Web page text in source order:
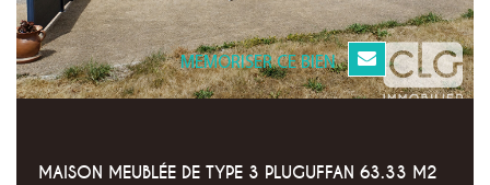
MEMORISER CE BIEN
MAISON MEUBLÉE DE TYPE 3 PLUGUFFAN 63.33 M2